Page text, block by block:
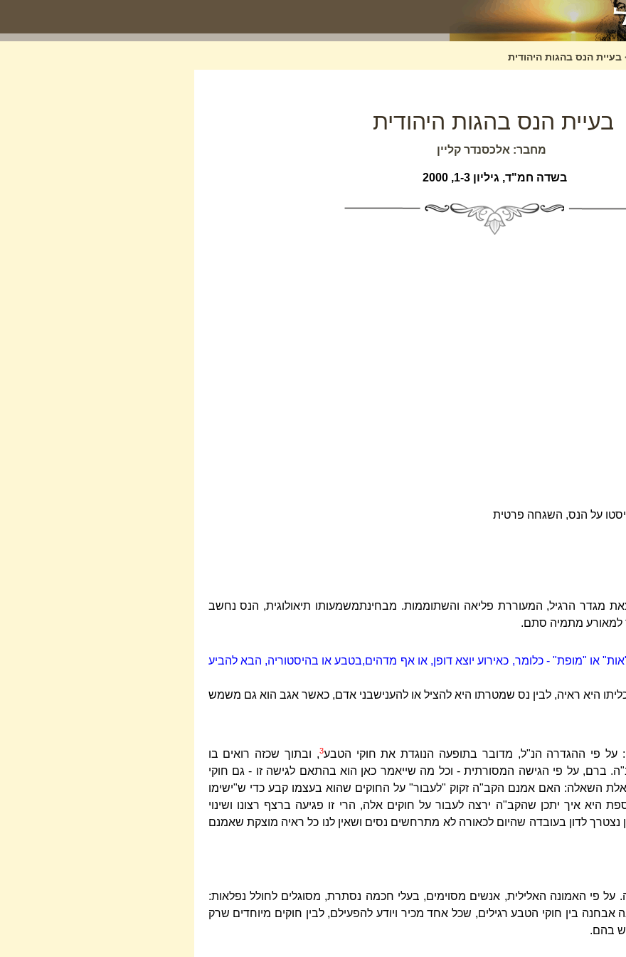
בעיית הנס בהגות היהודית
בעיית הנס בהגות היהודית
מחבר: אלכסנדר קליין
בשדה חמ"ד, גיליון 1-3, 2000
על הנס, השגחה פרטית
מגדר הרגיל, המעוררת פליאה והשתוממות. מבחינתמשמעותו תיאולוגית, הנס נחשב
למאורע מתמיה סתם.
או "מופת" - כלומר, כאירוע יוצא דופן, או אף מדהים,בטבע או בהיסטוריה, הבא להביע
היא ראיה, לבין נס שמטרתו היא להציל או להענישבני אדם, כאשר אגב הוא גם משמש
על פי ההגדרה הנ"ל, מדובר בתופעה הנוגדת את חוקי הטבע3, ובתוך שכזה רואים בו
ברם, על פי הגישה המסורתית - וכל מה שייאמר כאן הוא בהתאם לגישה זו - גם חוקי
השאלה: האם אמנם הקב"ה זקוק "לעבור" על החוקים שהוא בעצמו קבע כדי ש"ישימו
היא איך יתכן שהקב"ה ירצה לעבור על חוקים אלה, הרי זו פגיעה ברצף רצונו ושינוי
נצטרך לדון בעובדה שהיום לכאורה לא מתרחשים נסים ושאין לנו כל ראיה מוצקת שאמנם
על פי האמונה האלילית, אנשים מסוימים, בעלי חכמה נסתרת, מסוגלים לחולל נפלאות:
בין חוקי הטבע רגילים, שכל אחד מכיר ויודע להפעילם, לבין חוקים מיוחדים שרק
בהם.